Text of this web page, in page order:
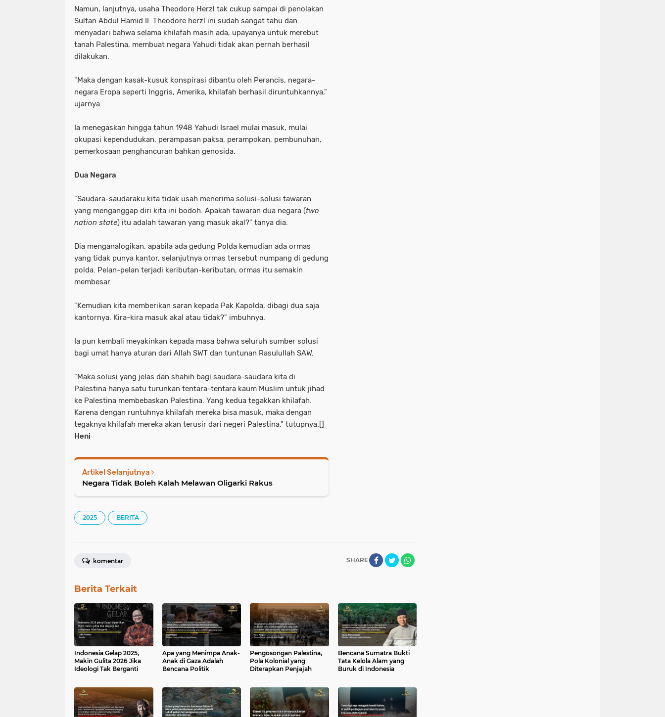
Namun, lanjutnya, usaha Theodore Herzl tak cukup sampai di penolakan
Sultan Abdul Hamid II. Theodore herzl ini sudah sangat tahu dan
menyadari bahwa selama khilafah masih ada, upayanya untuk merebut
tanah Palestina, membuat negara Yahudi tidak akan pernah berhasil
dilakukan.
"Maka dengan kasak-kusuk konspirasi dibantu oleh Perancis, negara-
negara Eropa seperti Inggris, Amerika, khilafah berhasil diruntuhkannya,"
ujarnya.
Ia menegaskan hingga tahun 1948 Yahudi Israel mulai masuk, mulai
okupasi kependudukan, perampasan paksa, perampokan, pembunuhan,
pemerkosaan penghancuran bahkan genosida.
Dua Negara
"Saudara-saudaraku kita tidak usah menerima solusi-solusi tawaran
yang menganggap diri kita ini bodoh. Apakah tawaran dua negara (two
nation state) itu adalah tawaran yang masuk akal?" tanya dia.
Dia menganalogikan, apabila ada gedung Polda kemudian ada ormas
yang tidak punya kantor, selanjutnya ormas tersebut numpang di gedung
polda. Pelan-pelan terjadi keributan-keributan, ormas itu semakin
membesar.
"Kemudian kita memberikan saran kepada Pak Kapolda, dibagi dua saja
kantornya. Kira-kira masuk akal atau tidak?" imbuhnya.
Ia pun kembali meyakinkan kepada masa bahwa seluruh sumber solusi
bagi umat hanya aturan dari Allah SWT dan tuntunan Rasulullah SAW.
"Maka solusi yang jelas dan shahih bagi saudara-saudara kita di
Palestina hanya satu turunkan tentara-tentara kaum Muslim untuk jihad
ke Palestina membebaskan Palestina. Yang kedua tegakkan khilafah.
Karena dengan runtuhnya khilafah mereka bisa masuk, maka dengan
tegaknya khilafah mereka akan terusir dari negeri Palestina," tutupnya.[]
Heni
Artikel Selanjutnya
Negara Tidak Boleh Kalah Melawan Oligarki Rakus
2025 BERITA
SHARE
komentar
Berita Terkait
Indonesia Gelap 2025,
Makin Gulita 2026 Jika
Ideologi Tak Berganti
Apa yang Menimpa Anak-
Anak di Gaza Adalah
Bencana Politik
Pengosongan Palestina,
Pola Kolonial yang
Diterapkan Penjajah
Bencana Sumatra Bukti
Tata Kelola Alam yang
Buruk di Indonesia